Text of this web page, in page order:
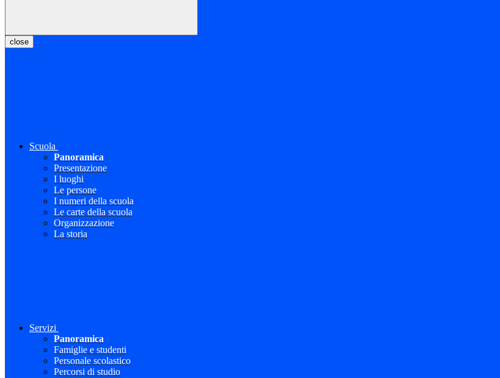
close
Scuola
Panoramica
Presentazione
I luoghi
Le persone
I numeri della scuola
Le carte della scuola
Organizzazione
La storia
Servizi
Panoramica
Famiglie e studenti
Personale scolastico
Percorsi di studio